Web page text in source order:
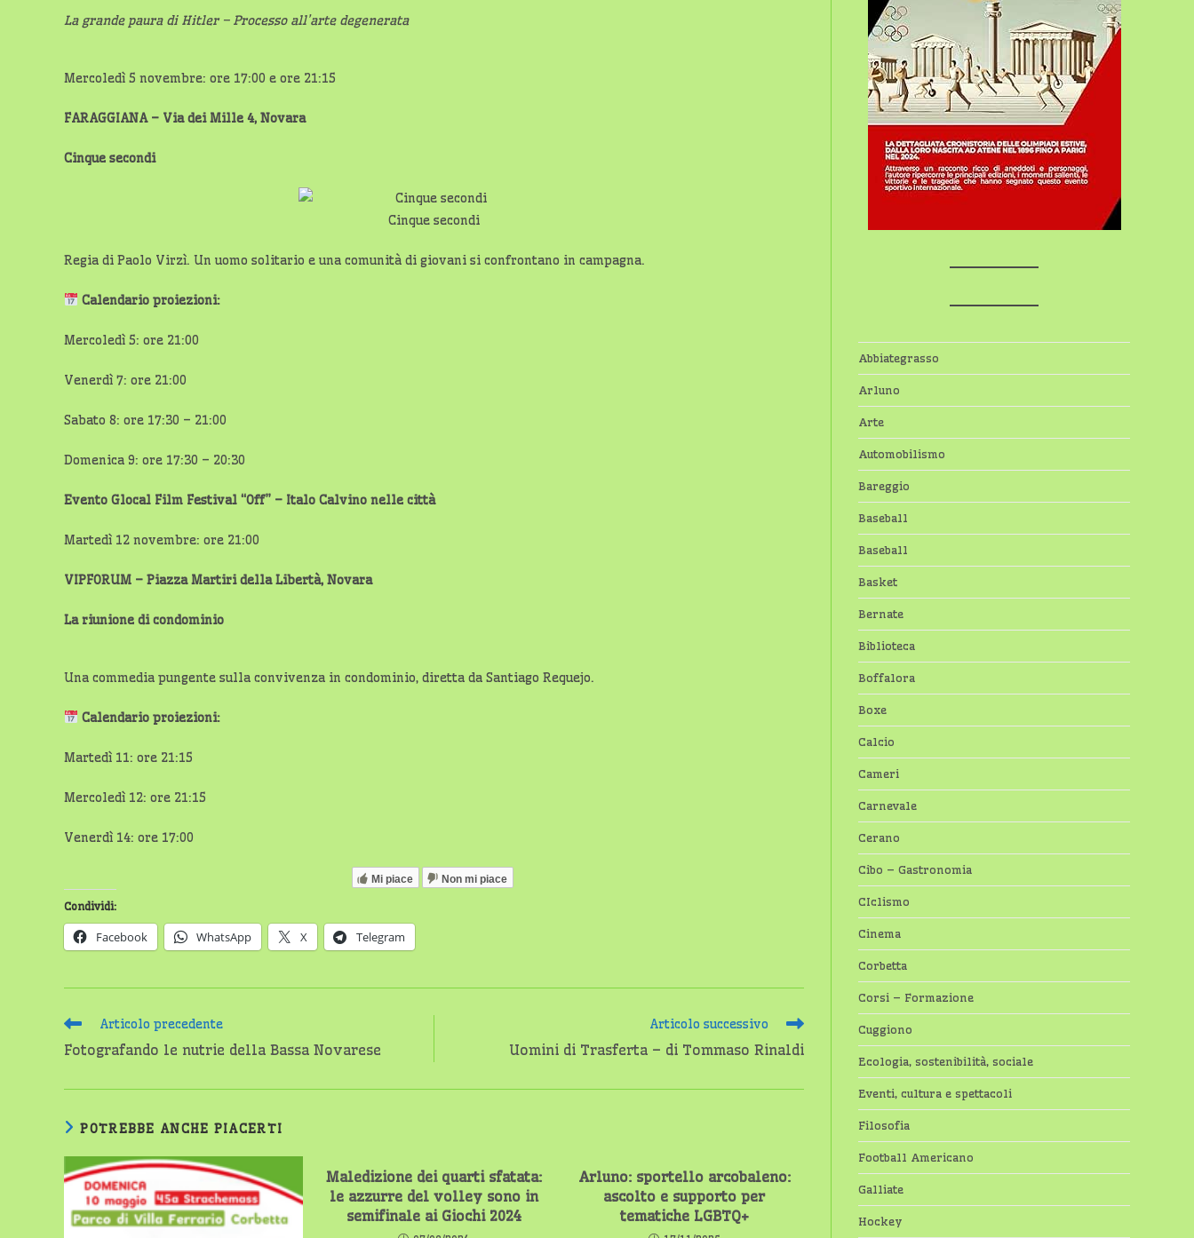
La grande paura di Hitler – Processo all’arte degenerata
Mercoledì 5 novembre: ore 17:00 e ore 21:15
FARAGGIANA – Via dei Mille 4, Novara
Cinque secondi
Cinque secondi
Regia di Paolo Virzì. Un uomo solitario e una comunità di giovani si confrontano in campagna.
Calendario proiezioni:
Mercoledì 5: ore 21:00
Venerdì 7: ore 21:00
Sabato 8: ore 17:30 – 21:00
Domenica 9: ore 17:30 – 20:30
Evento Glocal Film Festival “Off” – Italo Calvino nelle città
Martedì 12 novembre: ore 21:00
VIPFORUM – Piazza Martiri della Libertà, Novara
La riunione di condominio
Una commedia pungente sulla convivenza in condominio, diretta da Santiago Requejo.
Calendario proiezioni:
Martedì 11: ore 21:15
Mercoledì 12: ore 21:15
Venerdì 14: ore 17:00
Mi piace Non mi piace
Condividi:
Facebook WhatsApp X Telegram
Leggi
articoli
Articolo precedente
Fotografando le nutrie della Bassa Novarese
Articolo successivo
Uomini di Trasferta – di Tommaso Rinaldi
POTREBBE ANCHE PIACERTI
Maledizione dei quarti sfatata:
le azzurre del volley sono in
semifinale ai Giochi 2024
Arluno: sportello arcobaleno:
ascolto e supporto per
tematiche LGBTQ+
Abbiategrasso
Arluno
Arte
Automobilismo
Bareggio
Baseball
Baseball
Basket
Bernate
Biblioteca
Boffalora
Boxe
Calcio
Cameri
Carnevale
Cerano
Cibo – Gastronomia
CIclismo
Cinema
Corbetta
Corsi – Formazione
Cuggiono
Ecologia, sostenibilità, sociale
Eventi, cultura e spettacoli
Filosofia
Football Americano
Galliate
Hockey